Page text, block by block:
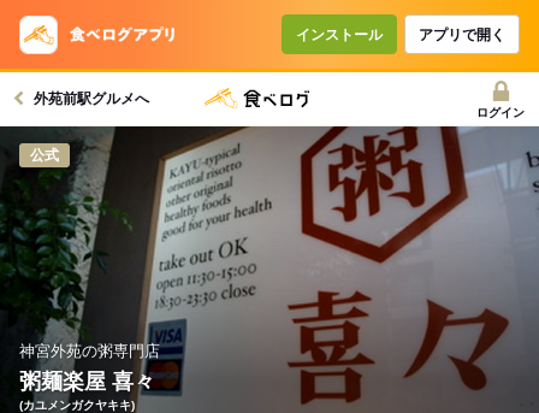
インストール アプリで開く
外苑前駅グルメへ
ログイン
公式
神宮外苑の粥専門店
粥麺楽屋 喜々
(カユメンガクヤキキ)
コースで使えるクーポン
戻る
クーポンを利用せず予約する